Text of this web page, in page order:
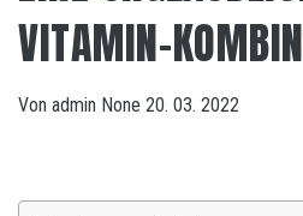
VITAMIN-
Von admin None 20. 03. 2022